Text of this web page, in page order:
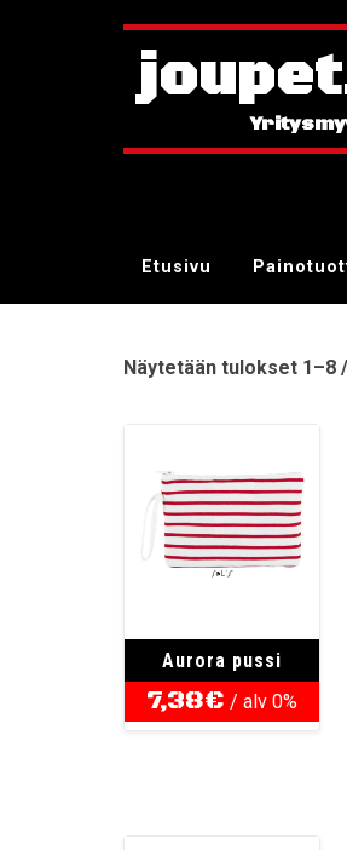
Etusivu
Näytetään tulokset 1–8
Aurora pussi
7,38€ / alv 0%